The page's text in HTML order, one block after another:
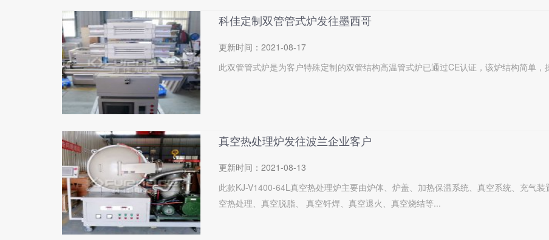
科佳定制双管管式炉发往墨西哥
更新时间： 2021-08-17
此双管管式炉是为客户特殊定制的双管结构高温管式炉已通过CE认证，该炉结构简单
真空热处理炉发往波兰企业客户
更新时间： 2021-08-13
此款KJ-V1400-64L真空热处理炉主要由炉体、炉盖、加热保温系统、真空系统、充气
空热处理、真空脱脂、 真空钎焊、真空退火、真空烧结等...